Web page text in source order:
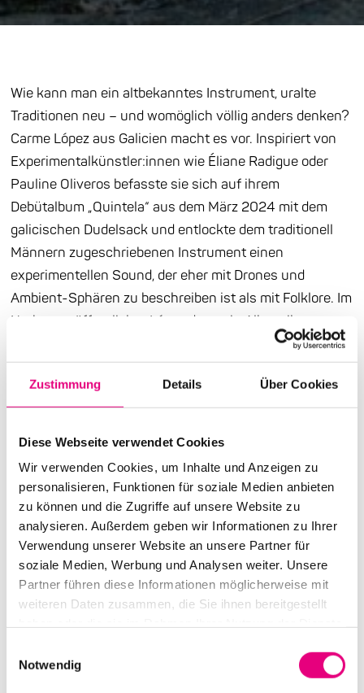
Zustimmung Details Über Cookies
Diese Webseite verwendet Cookies
Wir verwenden Cookies, um Inhalte und Anzeigen zu
personalisieren, Funktionen für soziale Medien anbieten
zu können und die Zugriffe auf unsere Website zu
analysieren. Außerdem geben wir Informationen zu Ihrer
Verwendung unserer Website an unsere Partner für
soziale Medien, Werbung und Analysen weiter. Unsere
Partner führen diese Informationen möglicherweise mit
weiteren Daten zusammen, die Sie ihnen bereitgestellt
Notwendig
Wie kann man ein altbekanntes Instrument, uralte
Traditionen neu – und womöglich völlig anders denken?
Carme López aus Galicien macht es vor. Inspiriert von
Experimentalkünstler:innen wie Éliane Radigue oder
Pauline Oliveros befasste sie sich auf ihrem
Debütalbum „Quintela“ aus dem März 2024 mit dem
galicischen Dudelsack und entlockte dem traditionell
Männern zugeschriebenen Instrument einen
experimentellen Sound, der eher mit Drones und
Ambient-Sphären zu beschreiben ist als mit Folklore. Im
Herbst veröffentlichte López dann ein Album ihres
Vokal-Projekts Carmela, „Vinde Todas“. Es basiert auf
ihrer ethnographischen Forschung zu den mündlich
überlieferten Gesangstraditionen Galiciens, ihrer
thematischen, rhythmischen und ästhetischen Vielfalt
und der Geschlechterperspektive bei der Überlieferung
López verbindet Tradition, Gegenwart und den Blick in
die Zukunft zu einem spannenden Gesamterlebnis.